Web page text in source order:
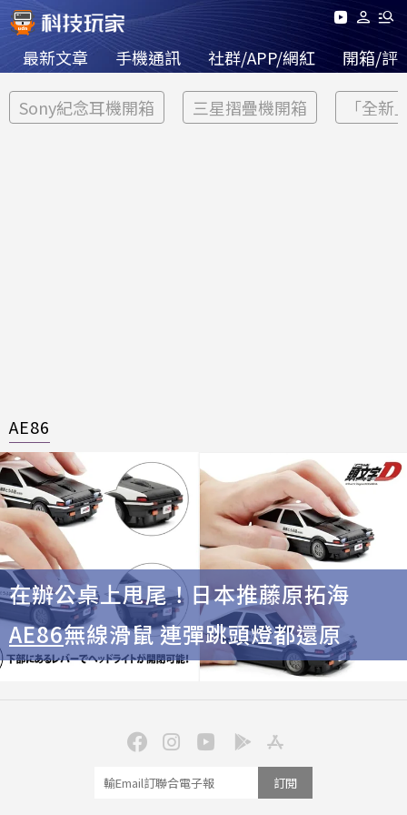
最新文章 手機通訊 社群/APP/網紅 開箱/評
Sony紀念耳機開箱 三星摺疊機開箱 「全新
AE86
在辦公桌上甩尾！日本推藤原拓海
AE86無線滑鼠 連彈跳頭燈都還原
訂閱